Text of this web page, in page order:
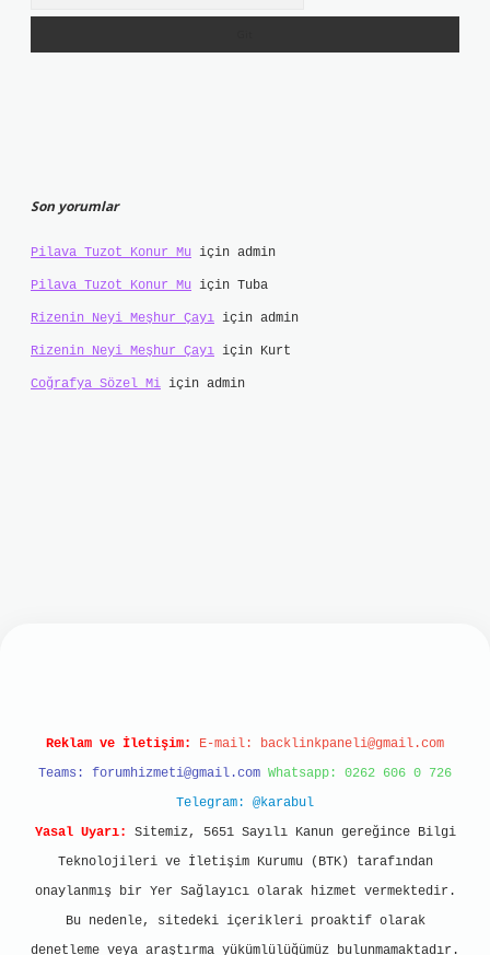
Son yorumlar
Pilava Tuzot Konur Mu için admin
Pilava Tuzot Konur Mu için Tuba
Rizenin Neyi Meşhur Çayı için admin
Rizenin Neyi Meşhur Çayı için Kurt
Coğrafya Sözel Mi için admin
Reklam ve İletişim: E-mail: backlinkpaneli@gmail.com
Teams: forumhizmeti@gmail.com Whatsapp: 0262 606 0 726
Telegram: @karabul
Yasal Uyarı:
Sitemiz, 5651 Sayılı Kanun gereğince Bilgi
Teknolojileri ve İletişim Kurumu (BTK) tarafından
onaylanmış bir Yer Sağlayıcı olarak hizmet vermektedir.
Bu nedenle, sitedeki içerikleri proaktif olarak
denetleme veya araştırma yükümlülüğümüz bulunmamaktadır.